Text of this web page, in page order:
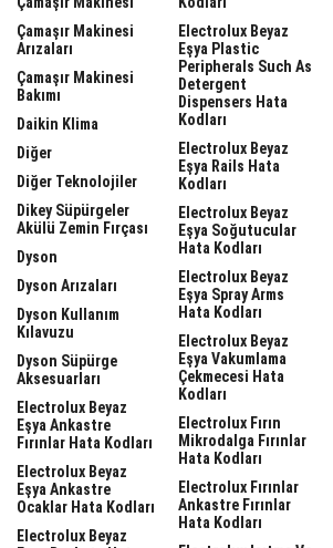
Çamaşır Makinesi
Arızaları
Çamaşır Makinesi
Bakımı
Daikin Klima
Diğer
Diğer Teknolojiler
Dikey Süpürgeler
Akülü Zemin Fırçası
Dyson
Dyson Arızaları
Dyson Kullanım
Kılavuzu
Dyson Süpürge
Aksesuarları
Electrolux Beyaz
Eşya Ankastre
Fırınlar Hata Kodları
Electrolux Beyaz
Eşya Ankastre
Ocaklar Hata Kodları
Electrolux Beyaz
Electrolux Beyaz
Eşya Plastic
Peripherals Such As
Detergent
Dispensers Hata
Kodları
Electrolux Beyaz
Eşya Rails Hata
Kodları
Electrolux Beyaz
Eşya Soğutucular
Hata Kodları
Electrolux Beyaz
Eşya Spray Arms
Hata Kodları
Electrolux Beyaz
Eşya Vakumlama
Çekmecesi Hata
Kodları
Electrolux Fırın
Mikrodalga Fırınlar
Hata Kodları
Electrolux Fırınlar
Ankastre Fırınlar
Hata Kodları